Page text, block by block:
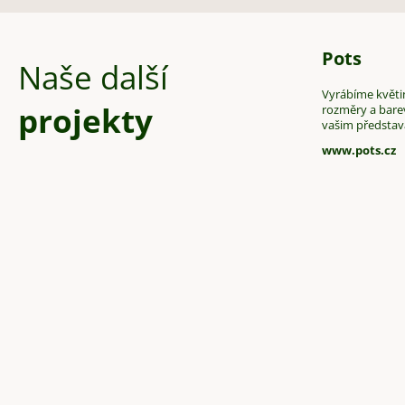
Naše další
projekty
Pots
Vyrábíme
rozměry a
vašim
www.pots.cz